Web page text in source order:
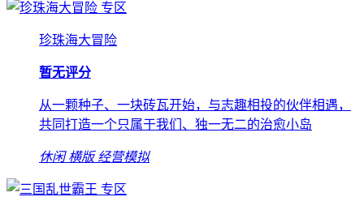
专区
珍珠海大冒险
暂无评分
从一颗种子、一块砖瓦开始，与志趣相投的伙伴相遇，
共同打造一个只属于我们、独一无二的治愈小岛
休闲 横版 经营模拟
专区